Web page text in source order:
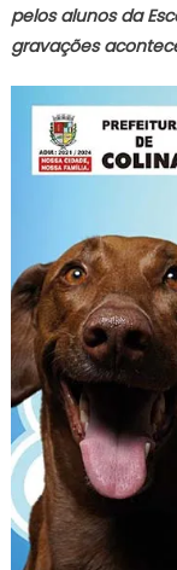
pelos alunos da
gravações